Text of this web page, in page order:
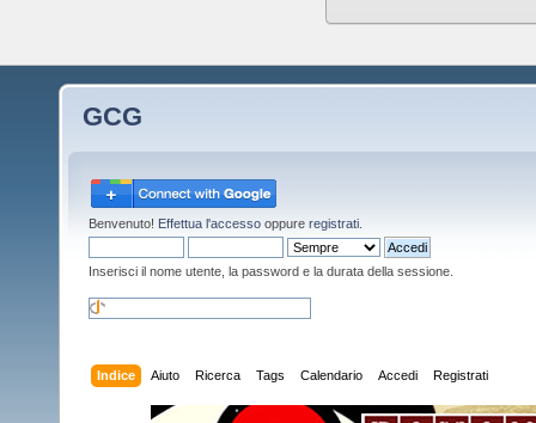
GCG
Benvenuto! Effettua l'accesso oppure registrati
Inserisci il nome utente, la password e la durata della sessione.
Indice Aiuto Ricerca Tags Calendario Accedi Registrati